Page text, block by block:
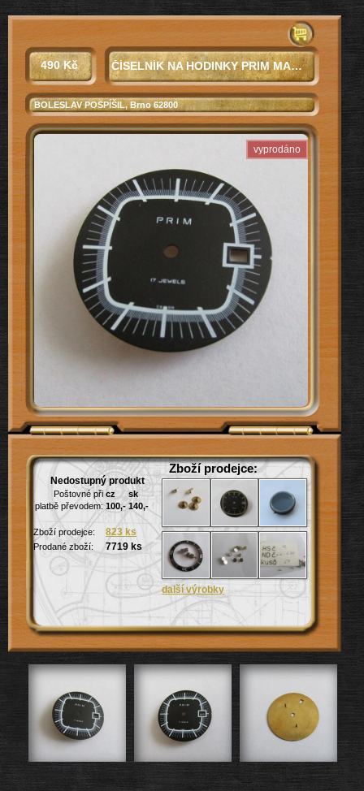
490 Kč ČÍSELNÍK NA HODINKY PRIM MALÁ TELEVIZE - NEPOUŽITÝ
Nedostupný produkt
Poštovné při cz
sk
platbě převodem:
Zboží prodejce: 823 ks
Prodané zboží: 7719 ks
Zboží prodejce:
další výrobky